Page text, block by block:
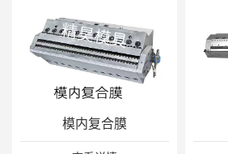
模内复合膜